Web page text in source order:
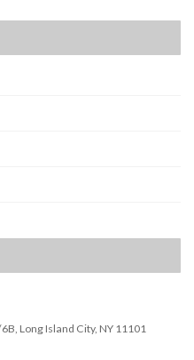
Long Island City, NY 11101